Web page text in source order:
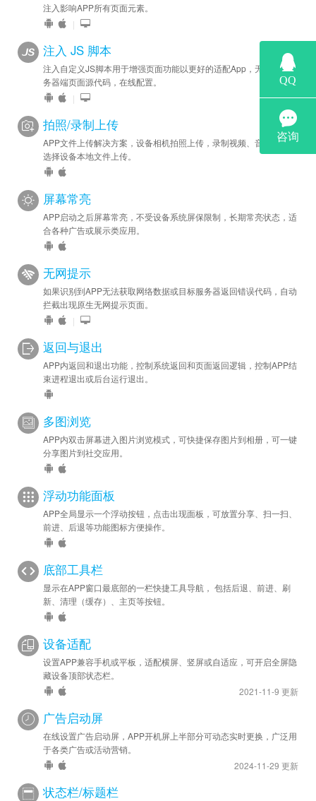
苹果优化 - 升级到 v1.1.0.302，显著提升识别能力。
2022-05-12
安卓优化 - 升级到 v2.5.0.300，提升性能及稳定性。
2022-01-20
安卓新增 - 已支持摄像头嵌入 HTML 网页连续扫码，请参
DEMO 示例
苹果新增 - 已支持摄像头嵌入 HTML 网页连续扫码
2021-12-20
安卓优化 - 提升识别能力
苹果优化 - 提升识别能力
2021-08-12
安卓优化 - 明显提升扫码识别能力和速度，新版安装包会增加
约 2.5MB
注入影响APP所有页面元素。
|
注入 JS 脚本
注入自定义JS脚本用于增强页面功能以更好的适配App，无需修改服
务器端页面源代码，在线配置。
|
拍照/录制上传
APP文件上传解决方案，设备相机拍照上传，录制视频、音频上传，
选择设备本地文件上传。
屏幕常亮
APP启动之后屏幕常亮，不受设备系统屏保限制，长期常亮状态，适
合各种广告或展示类应用。
无网提示
如果识别到APP无法获取网络数据或目标服务器返回错误代码，自动
拦截出现原生无网提示页面。
|
返回与退出
APP内返回和退出功能，控制系统返回和页面返回逻辑，控制APP结
束进程退出或后台运行退出。
多图浏览
APP内双击屏幕进入图片浏览模式，可快捷保存图片到相册，可一键
分享图片到社交应用。
浮动功能面板
APP全局显示一个浮动按钮，点击出现面板，可放置分享、扫一扫、
前进、后退等功能图标方便操作。
底部工具栏
显示在APP窗口最底部的一栏快捷工具导航， 包括后退、前进、刷
新、清理（缓存）、主页等按钮。
设备适配
设置APP兼容手机或平板，适配横屏、竖屏或自适应，可开启全屏隐
藏设备顶部状态栏。
2021-11-9 更新
广告启动屏
在线设置广告启动屏，APP开机屏上半部分可动态实时更换，广泛用
于各类广告或活动营销。
2024-11-29 更新
状态栏/标题栏